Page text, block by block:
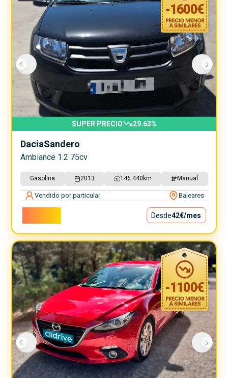
-1600€
SUPER PRECIO 29.63%
DaciaSandero
Ambiance 1.2 75cv
Gasolina 2013 146.440 km Manual
Vendido por particular Baleares
Desde42€/mes
-1100€